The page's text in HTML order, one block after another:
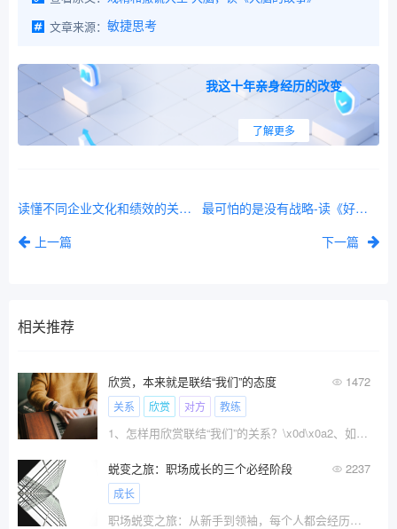
文章来源： 敏捷思考
我这十年亲身经历的改变
了解更多
读懂不同企业文化和绩效的关联，你需要读《企业文化与绩效》
上一篇
最可怕的是没有战略-读《好战略，坏战略》
下一篇
相关推荐
欣赏，本来就是联结“我们”的态度 1472
关系 欣赏 对方 教练
1、怎样用欣赏联结“我们”的关系？\x0d\x0a2、如何养成欣赏他人的好习惯？
蜕变之旅：职场成长的三个必经阶段 2237
成长
职场蜕变之旅：从新手到领袖，每个人都会经历三个关键阶段。这篇文章揭示了职场成长的秘密，不论你是新入职场、渴望更进一步，或者想助力团队成员成长。这个指南将启发你，帮助你在职业生涯中实现更大突破。愿你积极迎接这蜕变之旅，成为职场的闪耀之星。